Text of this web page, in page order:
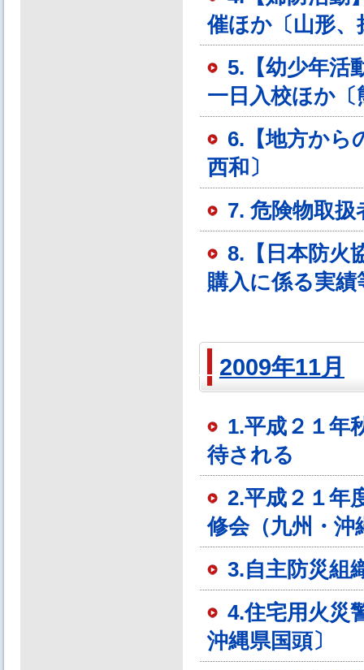
催ほか〔山形、
5.【幼少年活
一日入校ほか〔
6.【地方から
西和〕
7. 危険物取
8.【日本防火
購入に係る実績
2009年11月
1.平成２１年
待される
2.平成２１年
修会（九州・
3.自主防災組
4.住宅用火災
沖縄県国頭〕